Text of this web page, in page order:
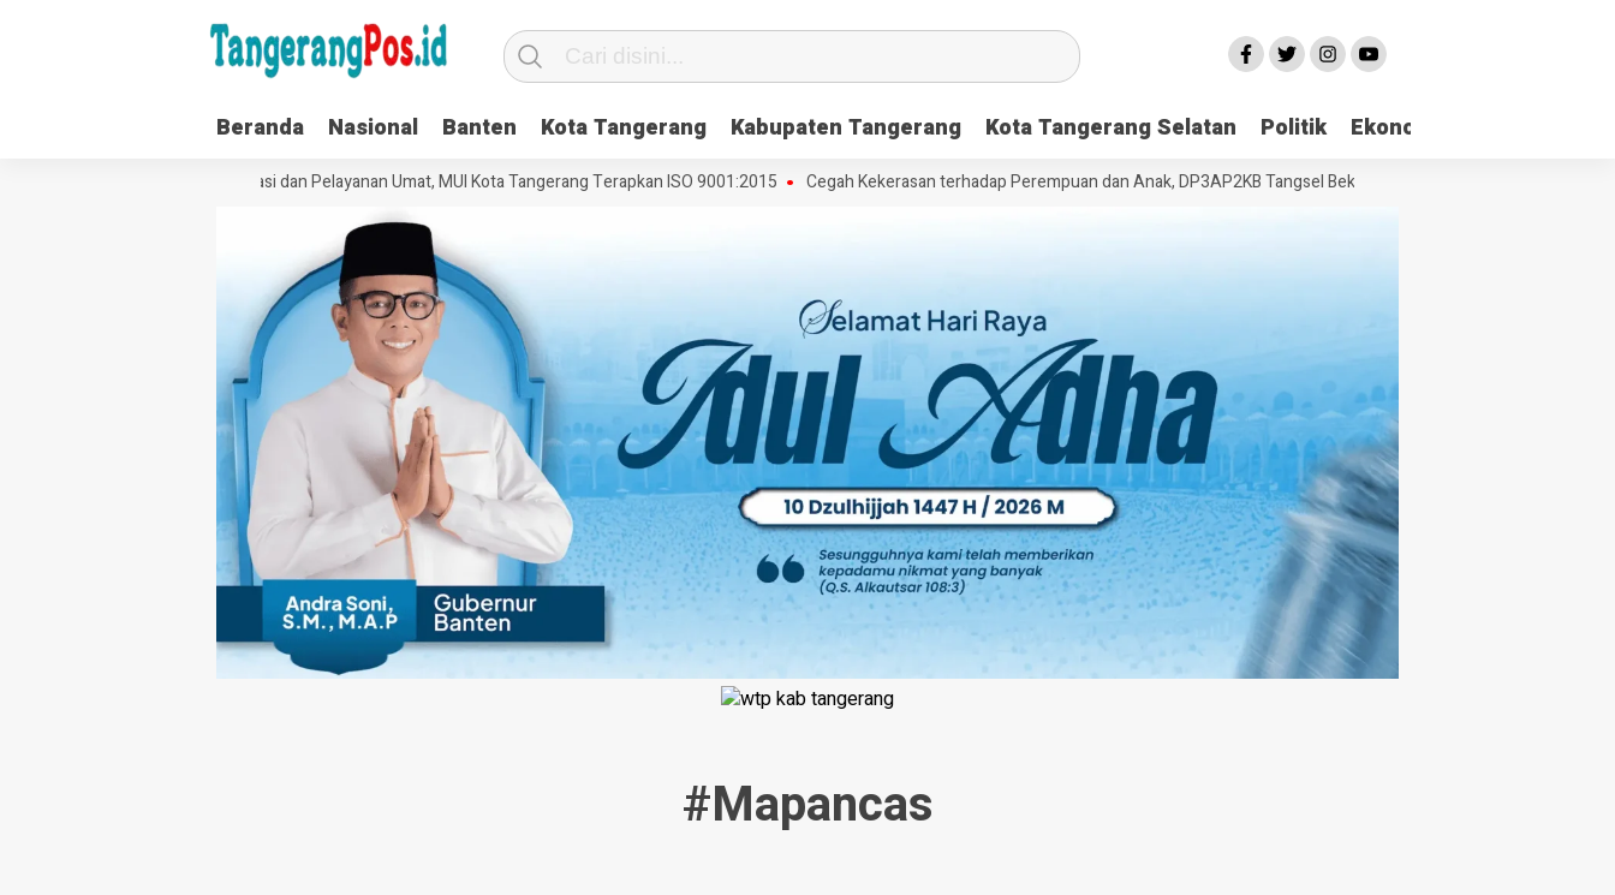
Beranda Nasional Banten Kota Tangerang Kabupaten Tangerang Kota Tangerang Selatan Politik Ekonomi
Perkuat Tata Kelola Organisasi dan Pelayanan Umat, MUI Kota Tangerang Terapkan ISO 9001:2015 Cegah Kekerasan terhadap Perempuan dan Anak, DP3AP2KB Tangsel Bekali Masyarakat Manajemen Stres dan
#mapancas